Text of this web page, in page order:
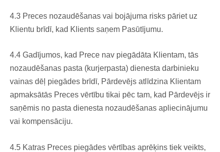
4.3 Preces nozaudēšanas vai bojājuma risks pāriet uz
Klientu brīdī, kad Klients saņem Pasūtījumu.
4.4 Gadījumos, kad Prece nav piegādāta Klientam, tās
nozaudēšanas pasta (kurjerpasta) dienesta darbinieku
vainas dēļ piegādes brīdī, Pārdevējs atlīdzina Klientam
apmaksātās Preces vērtību tikai pēc tam, kad Pārdevējs ir
saņēmis no pasta dienesta nozaudēšanas apliecinājumu
vai kompensāciju.
4.5 Katras Preces piegādes vērtības aprēķins tiek veikts,